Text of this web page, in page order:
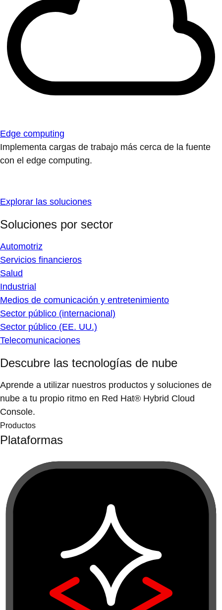
Edge computing
Implementa cargas de trabajo más cerca de la fuente
con el edge computing.
Explorar las soluciones
Soluciones por sector
Automotriz
Servicios financieros
Salud
Industrial
Medios de comunicación y entretenimiento
Sector público (internacional)
Sector público (EE. UU.)
Telecomunicaciones
Descubre las tecnologías de nube
Aprende a utilizar nuestros productos y soluciones de
nube a tu propio ritmo en Red Hat® Hybrid Cloud
Console.
Productos
Plataformas